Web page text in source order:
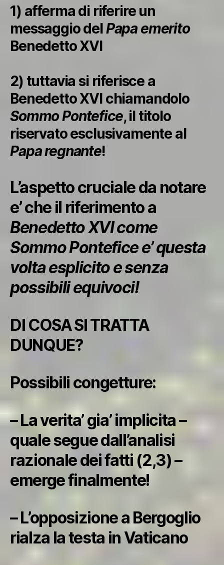
1) afferma di riferire un
messaggio delPapa emerito
Benedetto XVI
2) tuttavia si riferisce a
Benedetto XVI chiamandolo
Sommo Pontefice, il titolo
riservato esclusivamente al
Papa regnante!
L’aspetto cruciale da notare
e’ che il riferimento a
Benedetto XVI come
Sommo Pontefice e’ questa
volta esplicito e senza
possibili equivoci!
DI COSA SI TRATTA
DUNQUE?
Possibili congetture:
– La verita’ gia’ implicita –
quale segue dall’analisi
razionale dei fatti (2,3) –
emerge finalmente!
– L’opposizione a Bergoglio
rialza la testa in Vaticano